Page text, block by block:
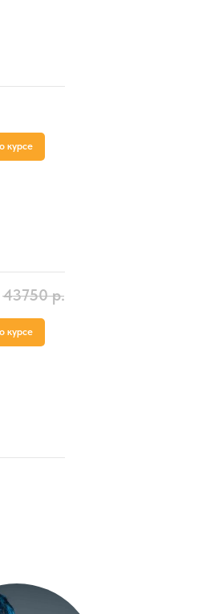
курсе
43750 р.
курсе